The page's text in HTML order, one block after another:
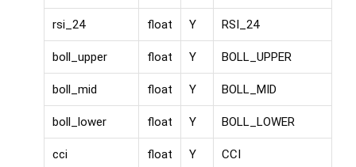
rsi_24 float Y RSI_24
boll_upper float Y BOLL_UPPER
boll_mid float Y BOLL_MID
boll_lower float Y BOLL_LOWER
cci float Y CCI